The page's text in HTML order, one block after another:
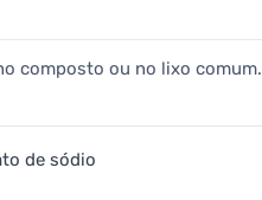
composto ou no lixo comum.
de sódio